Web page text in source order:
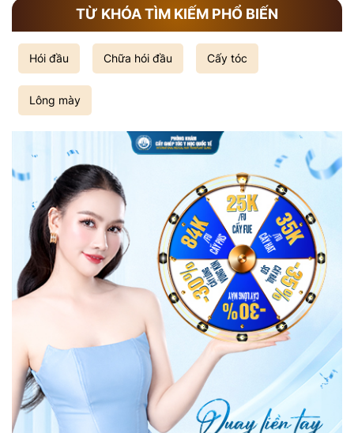
TỪ KHÓA TÌM KIẾM PHỔ BIẾN
Hói đầu Chữa hói đầu Cấy tóc
Lông mày